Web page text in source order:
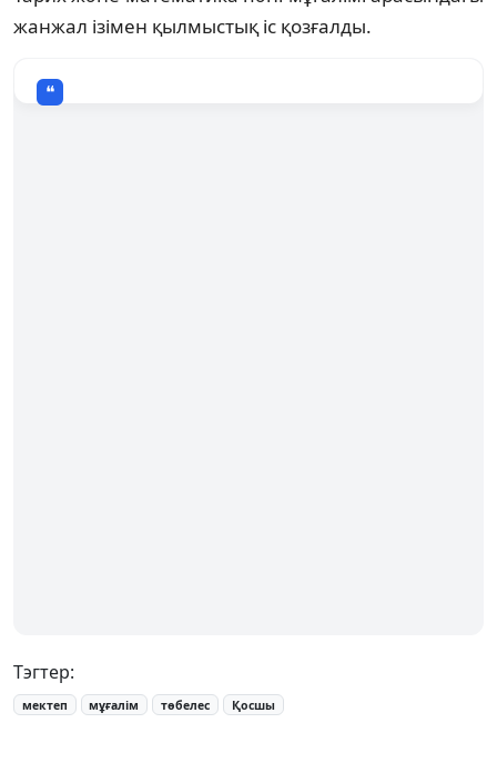
жанжал ізімен қылмыстық іс қозғалды.
Тэгтер:
мектеп мұғалім төбелес Қосшы